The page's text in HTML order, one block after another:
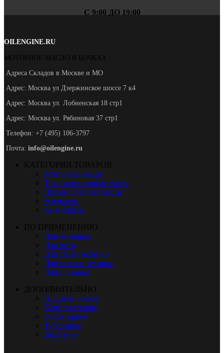
С 9:00 ДО 19:00
OILENGINE.RU
МОТОРНОЕ МАСЛО В БОЧКАХ
Адреса Складов в Москве и МО
Адрес: Москва ул Дзержинское шоссе 7 к4
Адрес: Москва ул. Лобненская 18 стр1
Адрес: Москва ул. Рябиновая 37 стр1
Телефон: +7 (495) 106-3797
Почта: info@oilengine.ru
КАТЕГОРИИ ТОВАРОВ
Моторные масла
Трансмиссионные масла
Промышленные масла
Жидкости
Антифризы
ПО ПРИМЕНЕНИЮ
Для легковых
Для мото
Для строй техники
Для сельхоз техники
Для грузовых
ДОПОЛНИТЕЛЬНО
Гидравлическое
Компрессорное
Редукторное
Турбинное
Вилочное